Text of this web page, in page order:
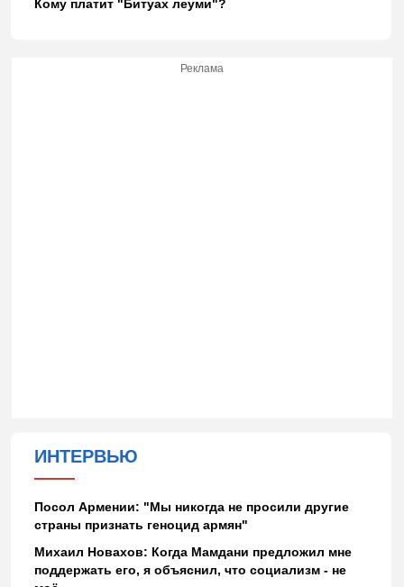
Кому платит "Битуах леуми"?
Реклама
ИНТЕРВЬЮ
Посол Армении: "Мы никогда не просили другие
страны признать геноцид армян"
Михаил Новахов: Когда Мамдани предложил мне
поддержать его, я объяснил, что социализм - не